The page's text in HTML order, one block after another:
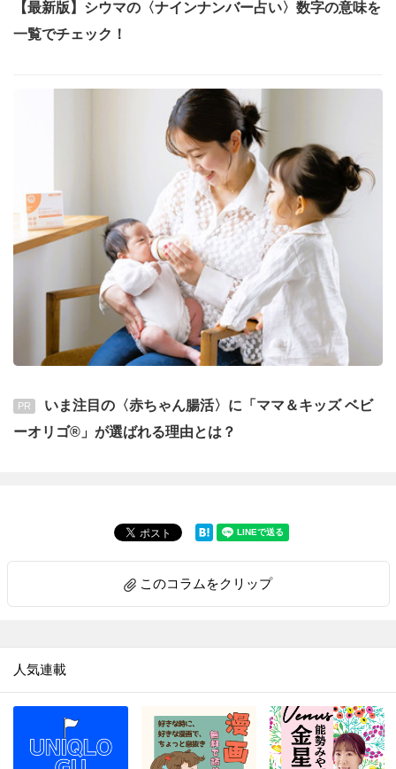
【最新版】シウマの〈ナインナンバー占い〉数字の意味を
一覧でチェック！
PR
いま注目の〈赤ちゃん腸活〉に「ママ＆キッズ ベビ
ーオリゴ®」が選ばれる理由とは？
このコラムをクリップ
人気連載